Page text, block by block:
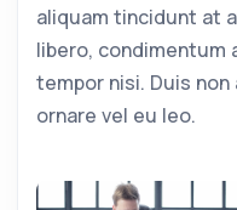
aliquam tincidunt at
libero, condimentum
tempor nisi. Duis
ornare vel eu leo.